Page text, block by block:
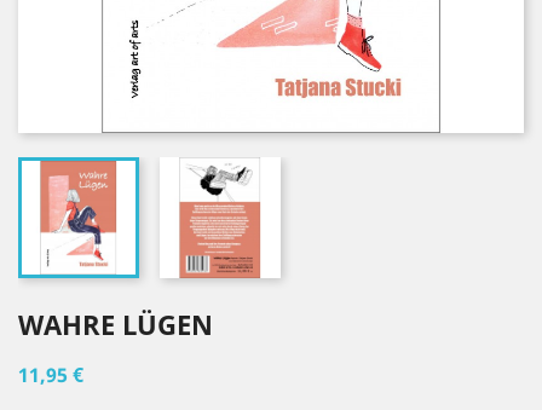
WAHRE LÜGEN
11,95 €